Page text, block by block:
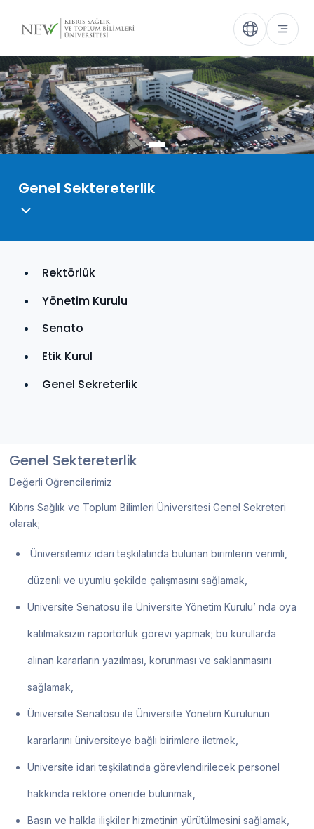
Genel Sektereterlik
Rektörlük
Yönetim Kurulu
Senato
Etik Kurul
Genel Sekreterlik
Genel Sektereterlik
Değerli Öğrencilerimiz
Kıbrıs Sağlık ve Toplum Bilimleri Üniversitesi Genel Sekreteri
olarak;
Üniversitemiz idari teşkilatında bulunan birimlerin verimli,
düzenli ve uyumlu şekilde çalışmasını sağlamak,
Üniversite Senatosu ile Üniversite Yönetim Kurulu’ nda oya
katılmaksızın raportörlük görevi yapmak; bu kurullarda
alınan kararların yazılması, korunması ve saklanmasını
sağlamak,
Üniversite Senatosu ile Üniversite Yönetim Kurulunun
kararlarını üniversiteye bağlı birimlere iletmek,
Üniversite idari teşkilatında görevlendirilecek personel
hakkında rektöre öneride bulunmak,
Basın ve halkla ilişkiler hizmetinin yürütülmesini sağlamak,